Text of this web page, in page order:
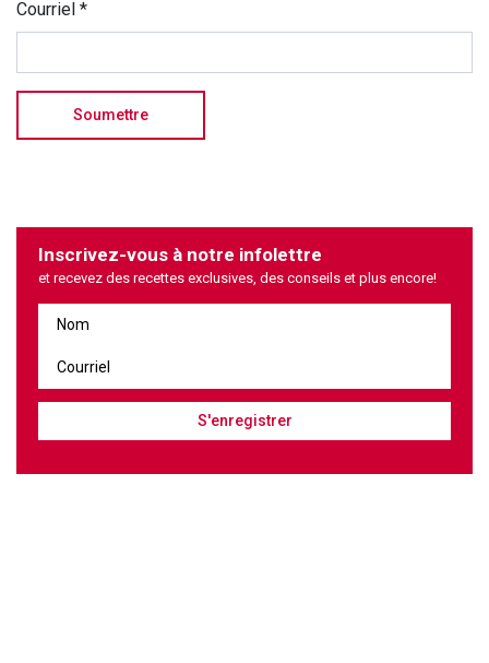
Courriel *
Inscrivez-vous à notre infolettre
et recevez des recettes exclusives, des conseils et plus encore!